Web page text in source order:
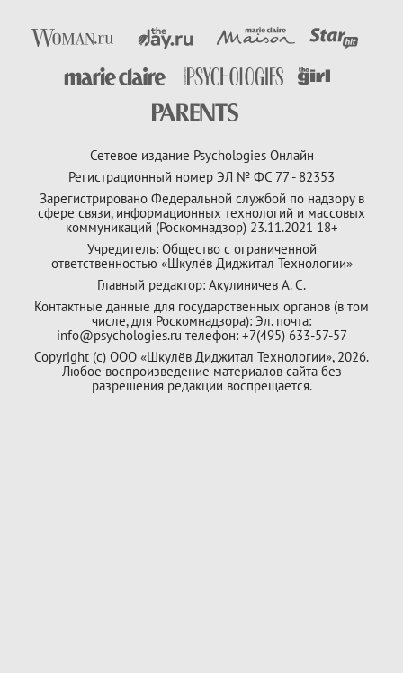
Сетевое издание Psychologies Онлайн
Регистрационный номер ЭЛ № ФС 77 - 82353
Зарегистрировано Федеральной службой по надзору в
сфере связи, информационных технологий и массовых
коммуникаций (Роскомнадзор) 23.11.2021 18+
Учредитель: Общество с ограниченной
ответственностью «Шкулёв Диджитал Технологии»
Главный редактор: Акулиничев А. С.
Контактные данные для государственных органов (в том
числе, для Роскомнадзора): Эл. почта:
info@psychologies.ru телефон: +7(495) 633-57-57
Copyright (с) ООО «Шкулёв Диджитал Технологии», 2026.
Любое воспроизведение материалов сайта без
разрешения редакции воспрещается.